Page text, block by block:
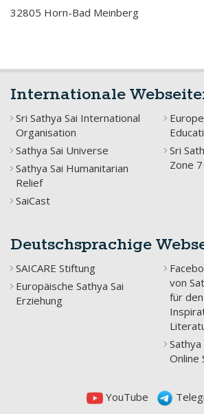
32805 Horn-Bad Meinberg
Internationale
Sri Sathya Sai International
Organisation
Sathya Sai Universe
Sathya Sai Humanitarian
Relief
SaiCast
Sri
Zone 7
Deutschsprachige
SAICARE Stiftung
Europäische Sathya Sai
Erziehung
von
für
Online
YouTube